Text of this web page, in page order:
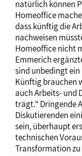
natürlich können
Homeoffice
dass künftig die
nachweisen
Homeoffice nicht
Emmerich
sind unbedingt ein
Künftig brauchen
auch Arbeits- und
trägt.“ Dringende
Diskutierenden
sein, überhaupt
technischen
Transformation zu